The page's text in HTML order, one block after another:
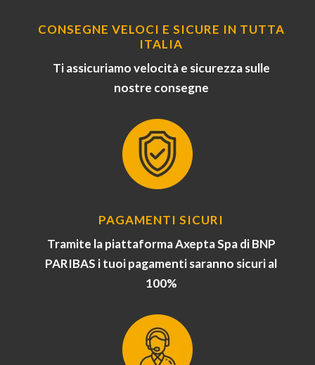
CONSEGNE VELOCI E SICURE IN TUTTA
ITALIA
Ti assicuriamo velocità e sicurezza sulle
nostre consegne
PAGAMENTI SICURI
Tramite la piattaforma Axepta Spa di BNP
PARIBAS i tuoi pagamenti saranno sicuri al
100%